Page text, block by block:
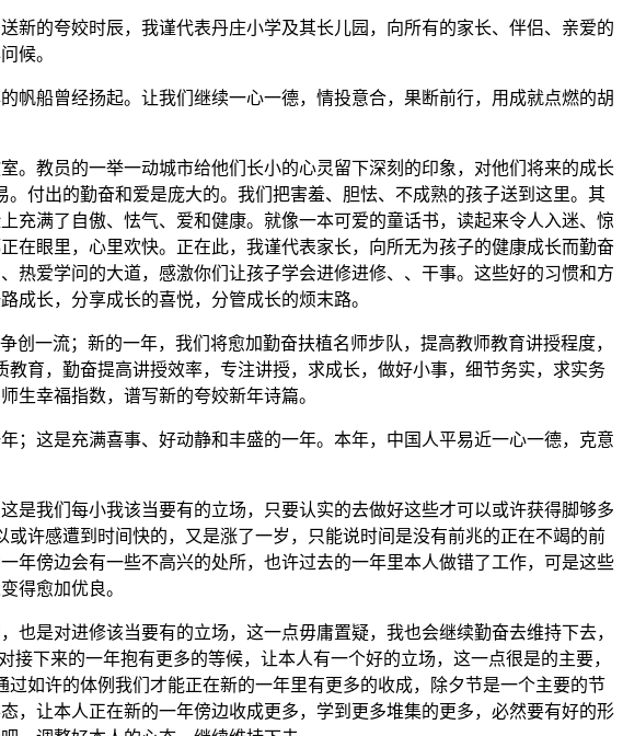
的夸姣时辰，我谨代表丹庄小学及其长儿园，向所有的家长、伴侣、亲爱的
候。
船曾经扬起。让我们继续一心一德，情投意合，果断前行，用成就点燃的胡
教员的一举一动城市给他们长小的心灵留下深刻的印象，对他们将来的成长
付出的勤奋和爱是庞大的。我们把害羞、胆怯、不成熟的孩子送到这里。其
充满了自傲、怯气、爱和健康。就像一本可爱的童话书，读起来令人入迷、惊
在眼里，心里欢快。正在此，我谨代表家长，向所无为孩子的健康成长而勤奋
热爱学问的大道，感激你们让孩子学会进修进修、、干事。这些好的习惯和方
成长，分享成长的喜悦，分管成长的烦末路。
一流；新的一年，我们将愈加勤奋扶植名师步队，提高教师教育讲授程度，
育，勤奋提高讲授效率，专注讲授，求成长，做好小事，细节务实，求实务
生幸福指数，谱写新的夸姣新年诗篇。
这是充满喜事、好动静和丰盛的一年。本年，中国人平易近一心一德，克意
我们每小我该当要有的立场，只要认实的去做好这些才可以或许获得脚够多
许感遭到时间快的，又是涨了一岁，只能说时间是没有前兆的正在不竭的前
年傍边会有一些不高兴的处所，也许过去的一年里本人做错了工作，可是这些
得愈加优良。
是对进修该当要有的立场，这一点毋庸置疑，我也会继续勤奋去维持下去，
下来的一年抱有更多的等候，让本人有一个好的立场，这一点很是的主要，
如许的体例我们才能正在新的一年里有更多的收成，除夕节是一个主要的节
，让本人正在新的一年傍边收成更多，学到更多堆集的更多，必然要有好的形